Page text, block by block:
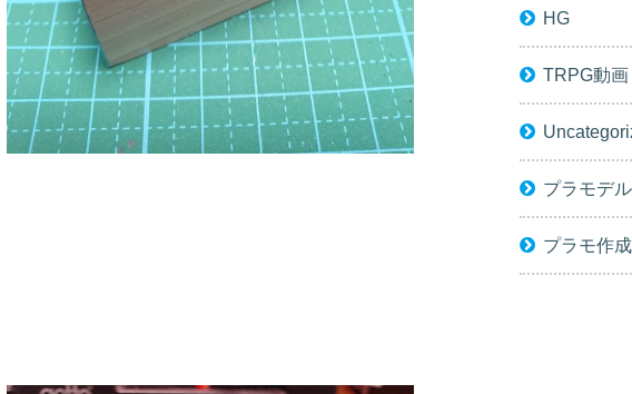
HG
TRPG動画
プラモデル
プラモ作